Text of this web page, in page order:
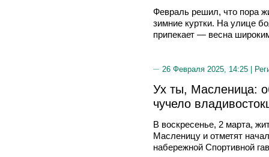
Февраль решил, что пора
зимние куртки. На улице
припекает — весна
26 Февраля 2025, 14:25 |
Ух ты, Масленица:
чучело
В воскресенье, 2 марта,
Масленицу и отметят
набережной Спортивной